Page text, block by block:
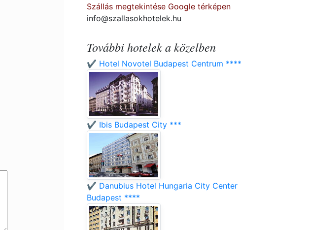
Szállás megtekintése Google térképen
info@szallasokhotelek.hu
További hotelek a közelben
✔️ Hotel Novotel Budapest Centrum ****
✔️ Ibis Budapest City ***
✔️ Danubius Hotel Hungaria City Center
Budapest ****